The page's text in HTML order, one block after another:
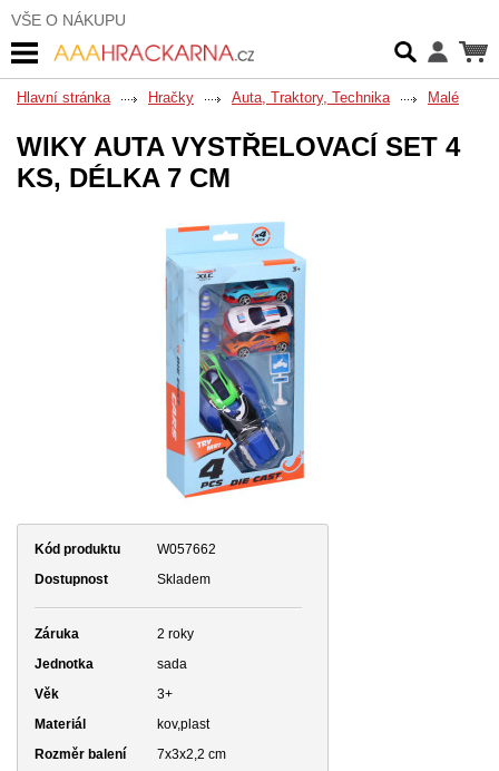
VŠE O NÁKUPU
Hlavní stránka Hračky Auta, Traktory, Technika Malé
WIKY AUTA VYSTŘELOVACÍ SET 4
KS, DÉLKA 7 CM
Kód produktu
W057662
Dostupnost
Skladem
Záruka
2 roky
Jednotka
sada
Věk
3+
Materiál
kov,plast
Rozměr balení
7x3x2,2 cm